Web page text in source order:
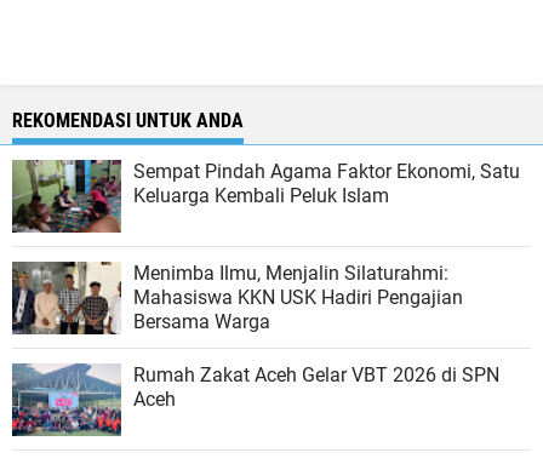
REKOMENDASI UNTUK ANDA
Sempat Pindah Agama Faktor Ekonomi, Satu
Keluarga Kembali Peluk Islam
Menimba Ilmu, Menjalin Silaturahmi:
Mahasiswa KKN USK Hadiri Pengajian
Bersama Warga
Rumah Zakat Aceh Gelar VBT 2026 di SPN
Aceh